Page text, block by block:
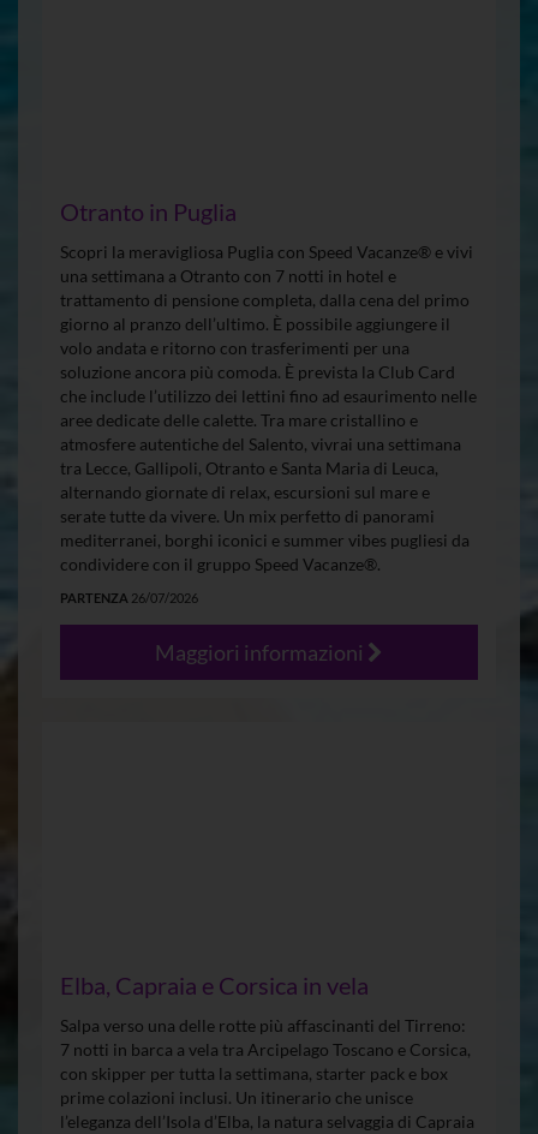
Otranto in Puglia
Scopri la meravigliosa Puglia con Speed Vacanze® e vivi
una settimana a Otranto con 7 notti in hotel e
trattamento di pensione completa, dalla cena del primo
giorno al pranzo dell’ultimo. È possibile aggiungere il
volo andata e ritorno con trasferimenti per una
soluzione ancora più comoda. È prevista la Club Card
che include l’utilizzo dei lettini fino ad esaurimento nelle
aree dedicate delle calette. Tra mare cristallino e
atmosfere autentiche del Salento, vivrai una settimana
tra Lecce, Gallipoli, Otranto e Santa Maria di Leuca,
alternando giornate di relax, escursioni sul mare e
serate tutte da vivere. Un mix perfetto di panorami
mediterranei, borghi iconici e summer vibes pugliesi da
condividere con il gruppo Speed Vacanze®.
PARTENZA 26/07/2026
Maggiori informazioni
Elba, Capraia e Corsica in vela
Salpa verso una delle rotte più affascinanti del Tirreno:
7 notti in barca a vela tra Arcipelago Toscano e Corsica,
con skipper per tutta la settimana, starter pack e box
prime colazioni inclusi. Un itinerario che unisce
l’eleganza dell’Isola d’Elba, la natura selvaggia di Capraia